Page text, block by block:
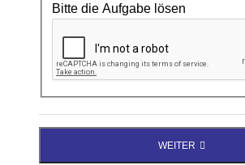
Bitte die Aufgabe lösen
WEITER